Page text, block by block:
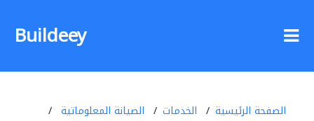
Buildeey
الصفحة الرئيسية الخدمات
الصيانة المعلوماتية